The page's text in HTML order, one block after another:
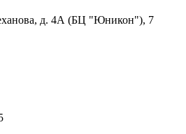
д. 4А (БЦ "Юникон"), 7